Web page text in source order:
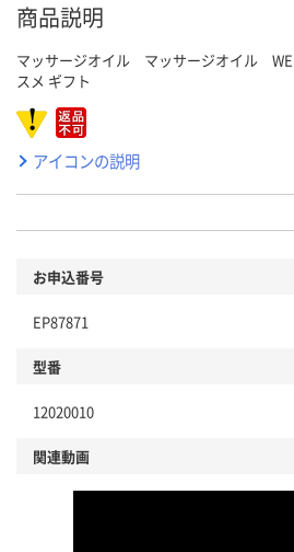
商品説明
マッサージオイル マッサージオイル
スメ ギフト
アイコンの説明
お申込番号
EP87871
型番
12020010
関連動画